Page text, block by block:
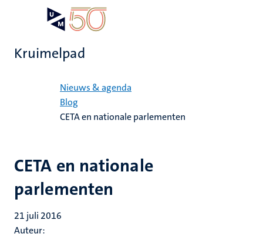
Kruimelpad
Nieuws & agenda
Blog
CETA en nationale parlementen
CETA en nationale
parlementen
21 juli 2016
Auteur: